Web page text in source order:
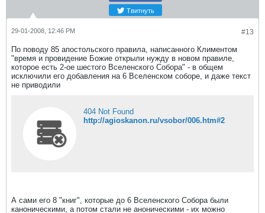
Твитнуть
#13
29-01-2008, 12:46 PM
По поводу 85 апостольского правила, написанного Климентом
"время и провидение Божие открыли нужду в новом правиле,
которое есть 2-ое шестого Вселенского Собора" - в общем
исключили его добавления на 6 Вселенском соборе, и даже текст
не приводили
404 Not Found
http://agioskanon.ru/vsobor/006.htm#2
А сами его 8 "книг", которые до 6 Вселенского Собора были
каноническими, а потом стали не аноническими - их можно